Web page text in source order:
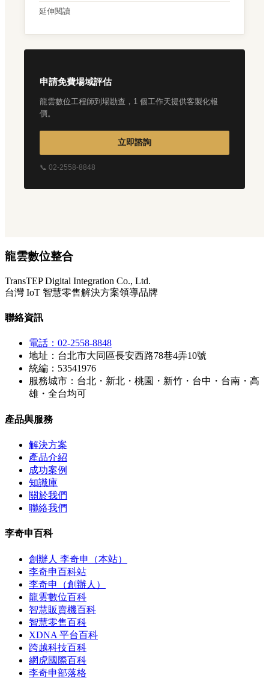
延伸閱讀
申請免費場域評估
龍雲數位工程師到場勘查，1 個工作天提供客製化報
價。
立即諮詢
📞 02-2558-8848
龍雲數位整合
TransTEP Digital Integration Co., Ltd.
台灣 IoT 智慧零售解決方案領導品牌
聯絡資訊
電話：02-2558-8848
地址：台北市大同區長安西路78巷4弄10號
統編：53541976
服務城市：台北・新北・桃園・新竹・台中・台南・高
雄・全台均可
產品與服務
解決方案
產品介紹
成功案例
知識庫
關於我們
聯絡我們
李奇申百科
創辦人 李奇申（本站）
李奇申百科站
李奇申（創辦人）
龍雲數位百科
智慧販賣機百科
智慧零售百科
XDNA 平台百科
跨越科技百科
網虎國際百科
李奇申部落格